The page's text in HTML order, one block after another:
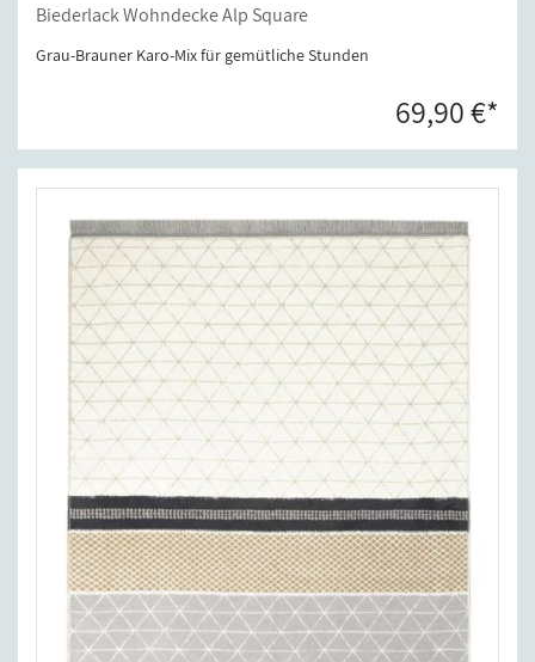
Biederlack Wohndecke Alp Square
Grau-Brauner Karo-Mix für gemütliche Stunden
69,90 €*